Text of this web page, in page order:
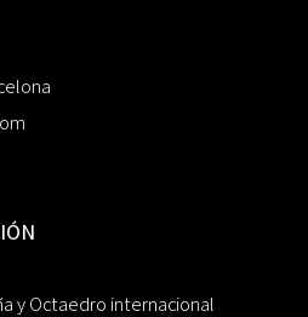
y Octaedro internacional